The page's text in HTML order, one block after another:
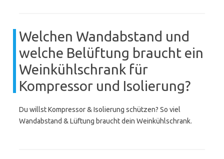
Welchen Wandabstand und
welche Belüftung braucht ein
Weinkühlschrank für
Kompressor und Isolierung?
Du willst Kompressor & Isolierung schützen? So viel
Wandabstand & Lüftung braucht dein Weinkühlschrank.